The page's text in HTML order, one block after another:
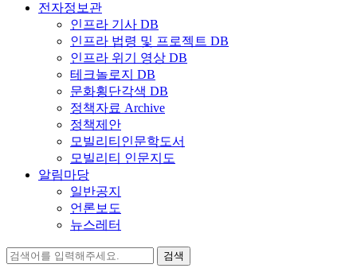
전자정보관
인프라 기사 DB
인프라 법령 및 프로젝트 DB
인프라 위기 영상 DB
테크놀로지 DB
문화횡단각색 DB
정책자료 Archive
정책제안
모빌리티인문학도서
모빌리티 인문지도
알림마당
일반공지
언론보도
뉴스레터
검